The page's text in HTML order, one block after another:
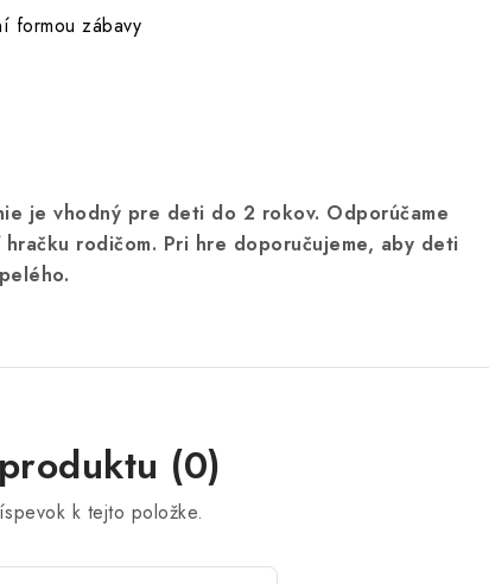
formou zábavy
je vhodný pre deti do 2 rokov. Odporúčame
rodičom. Pri hre doporučujeme, aby deti
(0)
k tejto položke.